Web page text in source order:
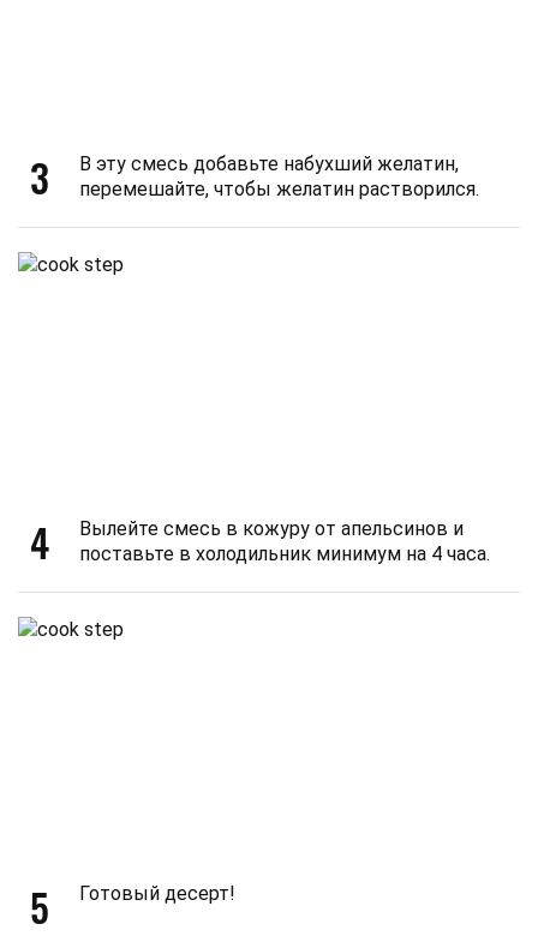
3
В эту смесь добавьте набухший желатин,
перемешайте, чтобы желатин растворился.
4
Вылейте смесь в кожуру от апельсинов и
поставьте в холодильник минимум на 4 часа.
5 Готовый десерт!